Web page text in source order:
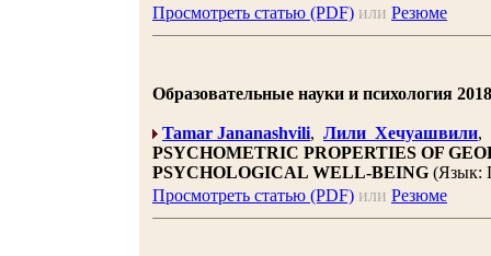
Просмотреть статью (PDF) или Резюме
Образовательные науки и психология
Tamar Jananashvili, Лили Хечуашвили,
PSYCHOMETRIC PROPERTIES OF
PSYCHOLOGICAL WELL-BEING (Язык:
Просмотреть статью (PDF) или Резюме